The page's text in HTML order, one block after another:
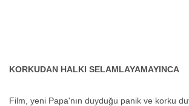
KORKUDAN HALKI SELAMLAYAMAYINCA
Film, yeni Papa'nın duyduğu panik ve korku